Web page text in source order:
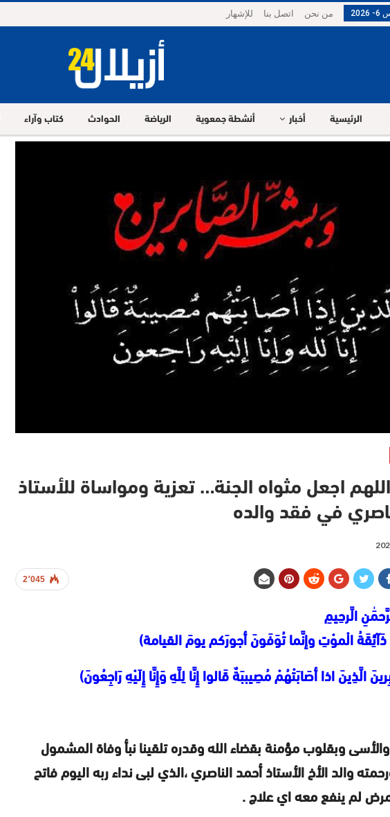
من نحن اتصل بنا للإشهار
الرئيسية أخبار أنشطة جمعوية الرياضة الحوادث كتاب وآراء
اللهم اجعل مثواه الجنة… تعزية ومواساة للأستاذ
في فقد والده
2٬045
الَّرحِيمِ
الْموْتِ وإنَّما تُوَفَونَ أجورَكم يومَ القيامة)
الَّذِينَ اذا أصَابَتْهُمْ مُصِيببَةٌ قَالوا إِنَّا لِلَّهِ وَإِنَّا إِلَيْهِ رَاجِعُونَ)
والأسى وبقلوب مؤمنة بقضاء الله وقدره تلقينا نبأ وفاة المشمول
والد الأخ الأستاذ أحمد الناصري ،الذي لبى نداء ربه اليوم فاتح
مرض لم ينفع معه اي علاج .